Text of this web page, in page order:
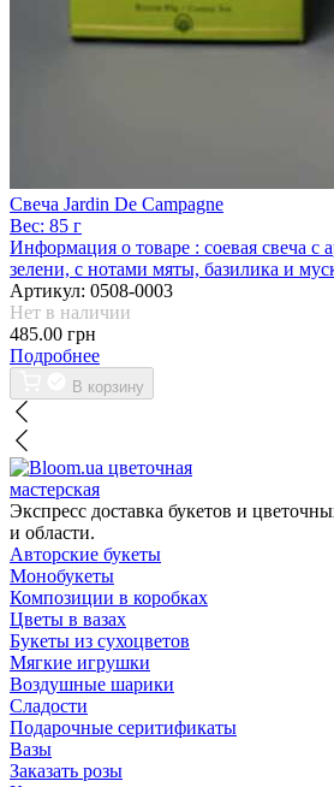
Свеча Jardin De Campagne
Вес: 85 г
Информация о товаре : соевая свеча с
зелени, с нотами мяты, базилика и
Артикул: 0508-0003
Нет в наличии
485.00 грн
Подробнее
В корзину
цветочная
мастерская
Экспресс доставка букетов и
и области.
Авторские букеты
Монобукеты
Композиции в коробках
Цветы в вазах
Букеты из сухоцветов
Мягкие игрушки
Воздушные шарики
Сладости
Подарочные серитификаты
Вазы
Заказать розы